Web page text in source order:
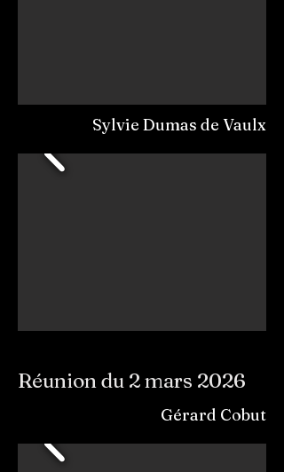
Sylvie Dumas de Vaulx
Réunion du 2 mars 2026
Gérard Cobut